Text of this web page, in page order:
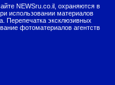
NEWSru.co.il, охраняются в
использовании материалов
Перепечатка эксклюзивных
фотоматериалов агентств